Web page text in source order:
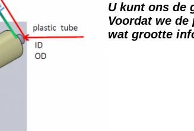
U kunt ons de
Voordat we de
wat grootte